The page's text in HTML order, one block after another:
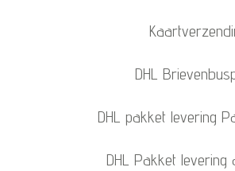
DHL
DHL pakket levering
DHL Pakket levering